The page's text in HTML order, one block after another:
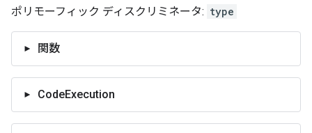
ポリモーフィック ディスクリミネータ: type
関数
CodeExecution